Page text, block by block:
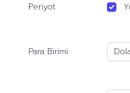
Periyot
Para Birimi